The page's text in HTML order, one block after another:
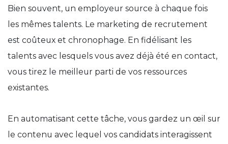
Bien souvent, un employeur source à chaque fois
les mêmes talents. Le marketing de recrutement
est coûteux et chronophage. En fidélisant les
talents avec lesquels vous avez déjà été en contact,
vous tirez le meilleur parti de vos ressources
existantes.
En automatisant cette tâche, vous gardez un œil sur
le contenu avec lequel vos candidats interagissent